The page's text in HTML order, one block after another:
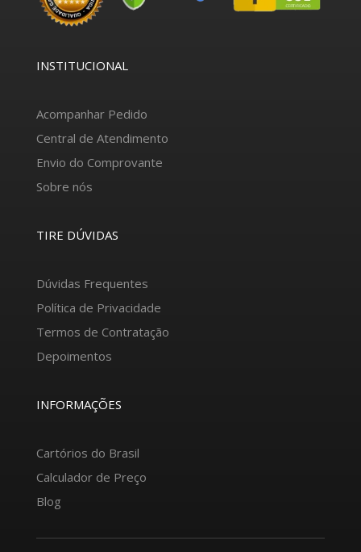
INSTITUCIONAL
Acompanhar Pedido
Central de Atendimento
Envio do Comprovante
Sobre nós
TIRE DÚVIDAS
Dúvidas Frequentes
Política de Privacidade
Termos de Contratação
Depoimentos
INFORMAÇÕES
Cartórios do Brasil
Calculador de Preço
Blog